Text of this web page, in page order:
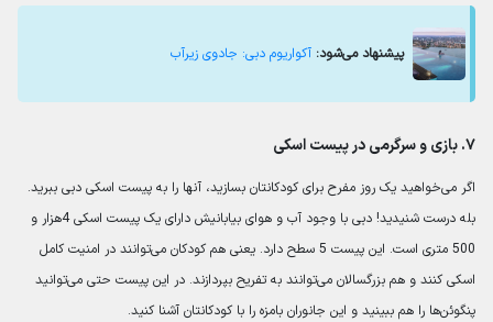
پیشنهاد می‌شود: آکواریوم دبی: جادوی زیرآب
۷. بازی و سرگرمی در پیست اسکی
اگر می‌خواهید یک روز مفرح برای کودکانتان بسازید، آنها را به پیست اسکی دبی ببرید.
بله درست شنیدید! دبی با وجود آب و هوای بیابانیش دارای یک پیست اسکی 4هزار و
500 متری است. این پیست 5 سطح دارد. یعنی هم کودکان می‌توانند در امنیت کامل
اسکی کنند و هم بزرگسالان می‌توانند به تفریح بپردازند. در این پیست حتی می‌توانید
پنگوئن‌ها را هم ببینید و این جانوران بامزه را با کودکانتان آشنا کنید.